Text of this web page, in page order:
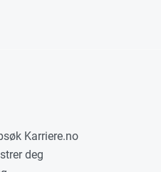
Karriere.no
deg